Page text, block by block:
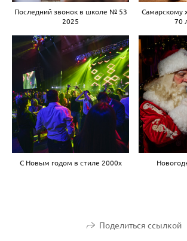
Последний звонок в школе № 53
2025
Самарскому
70
С Новым годом в стиле 2000х
Поделиться ссылкой